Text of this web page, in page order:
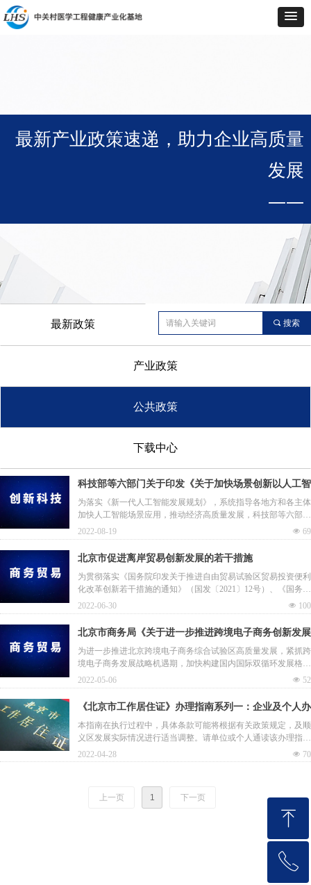
最新产业政策速递，助力企业高质量
发展
——
끠 搜索
科技部等六部门关于印发《关于加快场景创新以人工智
能高水平应用促进经济高质量发展的指导意见》的通知
为落实《新一代人工智能发展规划》，系统指导各地方和各主体
加快人工智能场景应用，推动经济高质量发展，科技部等六部门
关于印发《关于加快场景创新以人工智能高水平应用促进经济高
质量发展的指导意见》的通知
넶 69
2022-08-19
北京市促进离岸贸易创新发展的若干措施
为贯彻落实《国务院印发关于推进自由贸易试验区贸易投资便利
化改革创新若干措施的通知》（国发〔2021〕12号）、《国务院
办公厅关于加快发展外贸新业态新模式的意见》（国办发
〔2021〕24号）、《国务院办公厅关于做好跨周期调节进一步稳
外贸的意见》（国办发〔2021〕57号）要求，释放新型贸易方式
潜力，提升贸易自由化便利化水平，稳步推进本市离岸贸易发
展，市商务局、人民银行营业管理部、北京外汇管理部、市金融
监管局、市人才局、市财政局与市科委、中关村管委会联合制定
了《北京市促进离岸贸易创新发展的若干措施》
넶 100
2022-06-30
北京市商务局《关于进一步推进跨境电子商务创新发展
的若干措施（京商函字〔2022〕82号）》
为进一步推进北京跨境电子商务综合试验区高质量发展，紧抓跨
境电子商务发展战略机遇期，加快构建国内国际双循环发展格
局，促进本市外贸新业态新模式持续健康发展，制定如下措施。
넶 52
2022-05-06
《北京市工作居住证》办理指南系列一：企业及个人办
理申请条件！
本指南在执行过程中，具体条款可能将根据有关政策规定，及顺
义区发展实际情况进行适当调整。请单位或个人通读该办理指
南，在办理过程中如有疑问或遇到问题，请于工作日9:00-17:00
联系顺义区《北京市工作居住证》窗口，电话：010-69441985。
넶 70
2022-04-28
上一页 1 下一页
产业政策
最新政策
公共政策
下载中心
ꁸ
回到顶部
ꂅ